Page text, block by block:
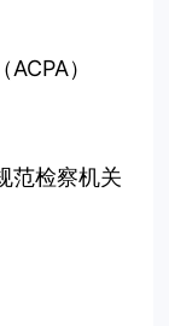
）
范检察机关